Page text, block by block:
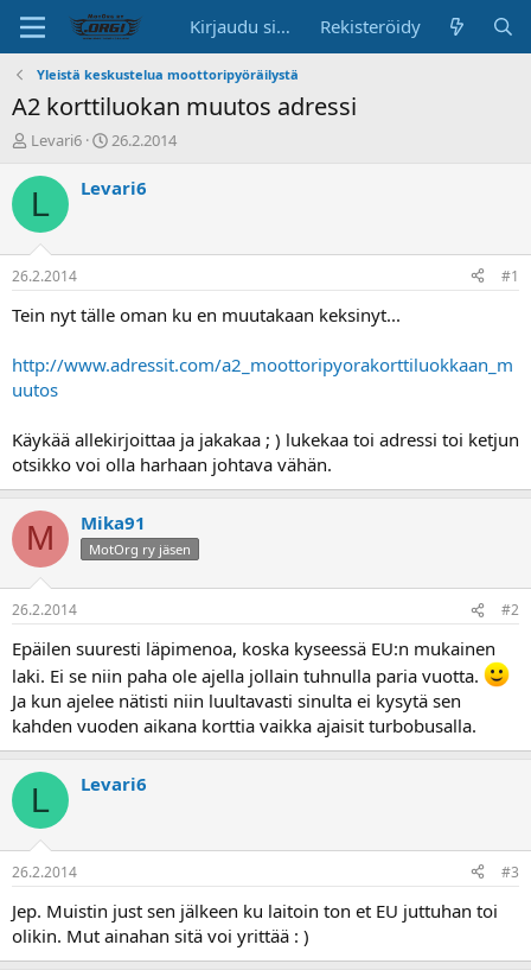
Kirjaudu sisään Rekisteröidy
Yleistä keskustelua moottoripyöräilystä
A2 korttiluokan muutos adressi
K
s
s
t
e
l
a
l
i
t
j
a
Levari6
A
o
p
ä
ä
26.2.2014
L Levari6
26.2.2014 #1
Tein nyt tälle oman ku en muutakaan keksinyt...
http://www.adressit.com/a2_moottoripyorakorttiluokkaan_m
uutos
Käykää allekirjoittaa ja jakakaa ; ) lukekaa toi adressi toi ketjun
otsikko voi olla harhaan johtava vähän.
M Mika91
MotOrg ry jäsen
26.2.2014 #2
Epäilen suuresti läpimenoa, koska kyseessä EU:n mukainen
laki. Ei se niin paha ole ajella jollain tuhnulla paria vuotta.
Ja kun ajelee nätisti niin luultavasti sinulta ei kysytä sen
kahden vuoden aikana korttia vaikka ajaisit turbobusalla.
L Levari6
26.2.2014 #3
Jep. Muistin just sen jälkeen ku laitoin ton et EU juttuhan toi
olikin. Mut ainahan sitä voi yrittää : )